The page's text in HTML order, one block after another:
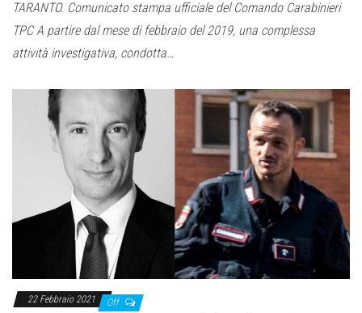
TARANTO. Comunicato stampa ufficiale del Comando Carabinieri
TPC A partire dal mese di febbraio del 2019, una complessa
attività investigativa, condotta…
22 Febbraio 2021 Off